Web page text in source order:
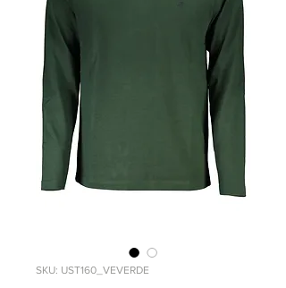
SKU: UST160_VEVERDE